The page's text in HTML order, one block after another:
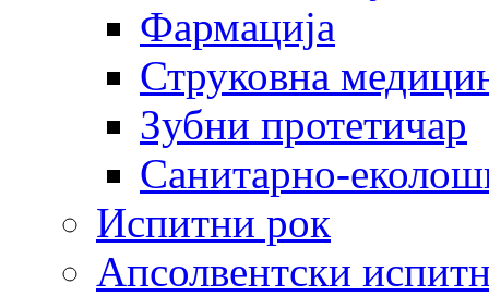
Фармација
Струковна
Зубни протетичар
Санитарно-
Испитни рок
Апсолвентски